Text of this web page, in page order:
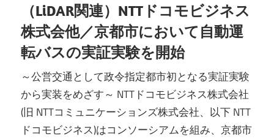
（LiDAR関連）NTTドコモビジネス
株式会他／京都市において自動運
転バスの実証実験を開始
～公営交通として政令指定都市初となる実証実験
から実装をめざす～ NTTドコモビジネス株式会社
(旧 NTTコミュニケーションズ株式会社、以下 NTT
ドコモビジネス)はコンソーシアムを組み、京都市